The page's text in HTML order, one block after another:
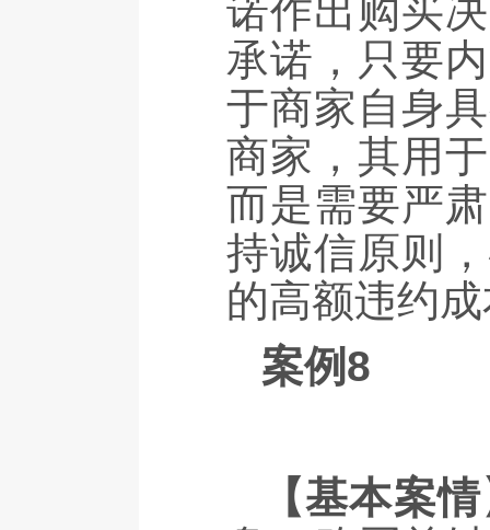
诺作出购买
承诺，只要
于商家自身
商家，其用
而是需要严
持诚信原则
的高额违约
案例8
【基本案